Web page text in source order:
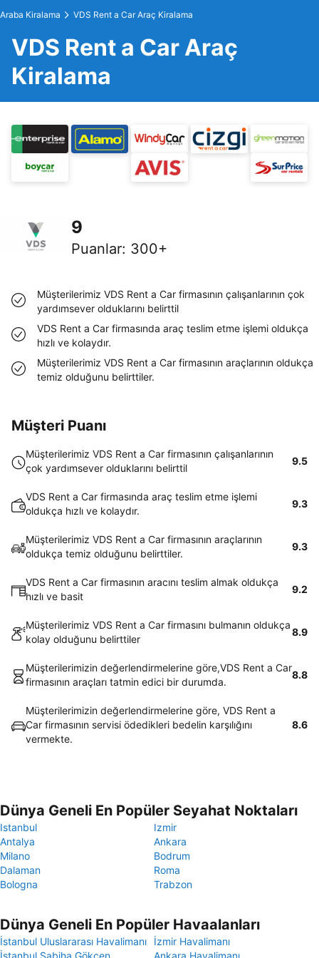
Araba Kiralama VDS Rent a Car Araç Kiralama
VDS Rent a Car Araç
Kiralama
9
Puanlar: 300+
Müşterilerimiz VDS Rent a Car firmasının çalışanlarının çok
yardımsever olduklarını belirttil
VDS Rent a Car firmasında araç teslim etme işlemi oldukça
hızlı ve kolaydır.
Müşterilerimiz VDS Rent a Car firmasının araçlarının oldukça
temiz olduğunu belirttiler.
Müşteri Puanı
Müşterilerimiz VDS Rent a Car firmasının çalışanlarının
çok yardımsever olduklarını belirttil
9.5
VDS Rent a Car firmasında araç teslim etme işlemi
oldukça hızlı ve kolaydır.
9.3
Müşterilerimiz VDS Rent a Car firmasının araçlarının
oldukça temiz olduğunu belirttiler.
9.3
VDS Rent a Car firmasının aracını teslim almak oldukça
hızlı ve basit
9.2
Müşterilerimiz VDS Rent a Car firmasını bulmanın oldukça
kolay olduğunu belirttiler
8.9
Müşterilerimizin değerlendirmelerine göre,VDS Rent a Car
firmasının araçları tatmin edici bir durumda.
8.8
Müşterilerimizin değerlendirmelerine göre, VDS Rent a
Car firmasının servisi ödedikleri bedelin karşılığını
vermekte.
8.6
Dünya Geneli En Popüler Seyahat Noktaları
Istanbul
Izmir
Antalya
Ankara
Milano
Bodrum
Dalaman
Roma
Bologna
Trabzon
Dünya Geneli En Popüler Havaalanları
İstanbul Uluslararası Havalimanı
İzmir Havalimanı
İstanbul Sabiha Gökçen
Ankara Havalimanı